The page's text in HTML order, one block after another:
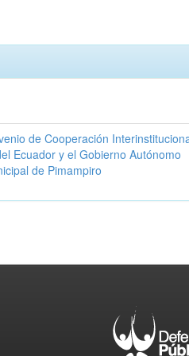
de Cooperación
Ecuador y el Gobierno Autónomo
de Pimampiro